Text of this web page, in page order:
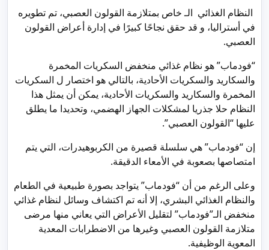
النظام الغذائي الـ خاص بمتلازمة القولون العصبي، تم تطويره
في أستراليا، و قد حقق نجاحًا كبيرًا في إدارة أعراض القولون
العصبي.
“فودماب” هو نظام غذائي منخفض السكريات المخمرة
والسكاريد والسكريات الأحادية، بالتالي هو اختصار ل السكريات
المخمرة والسكاريد والسكريات الأحادية، يمكن أن يمثل هذا
النظام حلا جذريا لمشكلات الجهاز الهضمي، وتحديدا ما يطلق
عليها “القولون العصبي”.
إن “فودماب” هي سلسلة قصيرة من الكربوهيدرات، التي يتم
امتصاصها بصعوبة في الأمعاء الدقيقة.
وعلى الرغم من أن “فودماب” يتواجد بصورة طبيعية في الطعام
والنظام الغذائي البشري، إلا أنه تم اكتشاف وسائل لنظام غذائي
منخفض الـ”فودماب” لتقليل الأعراض التي يعاني منها مرضى
متلازمة القولون العصبي وغيرها من الاضطرابات المعدية
المعوية الوظيفية.